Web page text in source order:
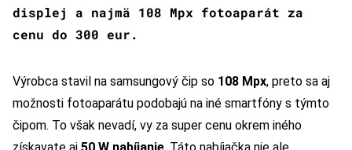
displej a najmä 108 Mpx fotoaparát za
cenu do 300 eur.
Výrobca stavil na samsungový čip so 108 Mpx, preto sa aj
možnosti fotoaparátu podobajú na iné smartfóny s týmto
čipom. To však nevadí, vy za super cenu okrem iného